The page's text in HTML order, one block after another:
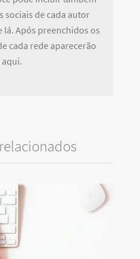
sociais de cada autor
lá. Após preenchidos os
cada rede aparecerão